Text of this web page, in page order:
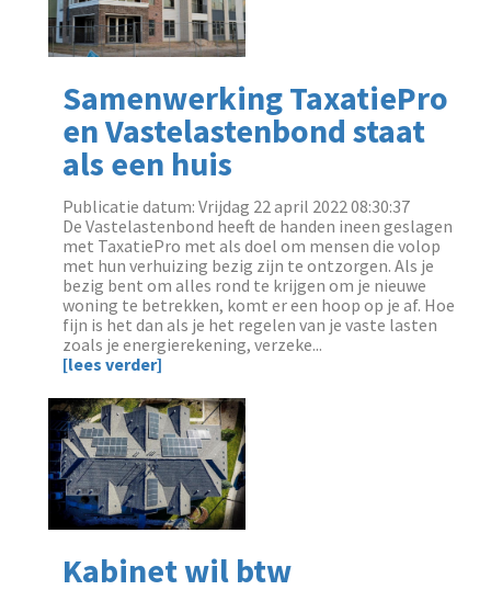
Samenwerking TaxatiePro
en Vastelastenbond staat
als een huis
Publicatie datum: Vrijdag 22 april 2022 08:30:37
De Vastelastenbond heeft de handen ineen geslagen
met TaxatiePro met als doel om mensen die volop
met hun verhuizing bezig zijn te ontzorgen. Als je
bezig bent om alles rond te krijgen om je nieuwe
woning te betrekken, komt er een hoop op je af. Hoe
fijn is het dan als je het regelen van je vaste lasten
zoals je energierekening, verzeke...
[lees verder]
Kabinet wil btw